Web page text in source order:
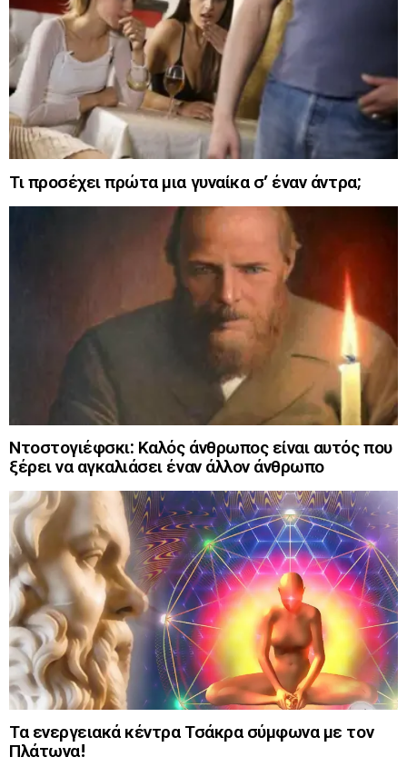
Τι προσέχει πρώτα μια γυναίκα σ’ έναν άντρα;
Ντοστογιέφσκι: Καλός άνθρωπος είναι αυτός που
ξέρει να αγκαλιάσει έναν άλλον άνθρωπο
Τα ενεργειακά κέντρα Τσάκρα σύμφωνα με τον
Πλάτωνα!